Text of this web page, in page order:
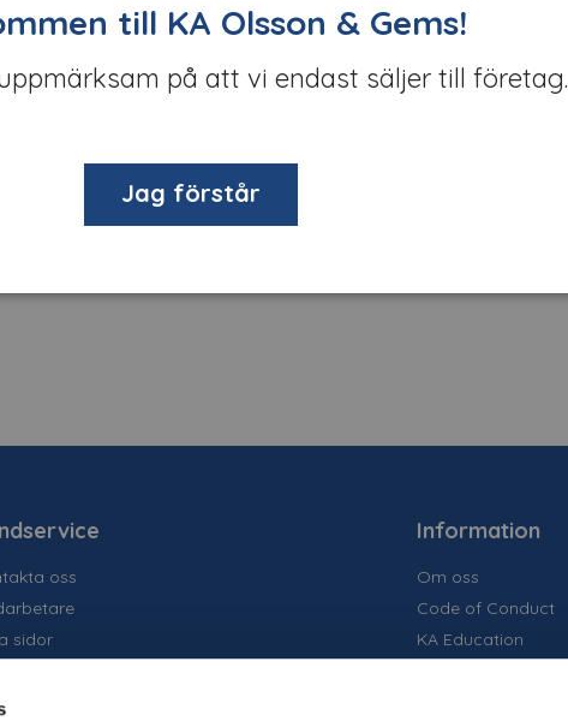
oss
sidor
villkor
Information
Om oss
Code of Conduct
KA Education
till KA Olsson & Gems!
på att vi endast säljer till företag.
Jag förstår